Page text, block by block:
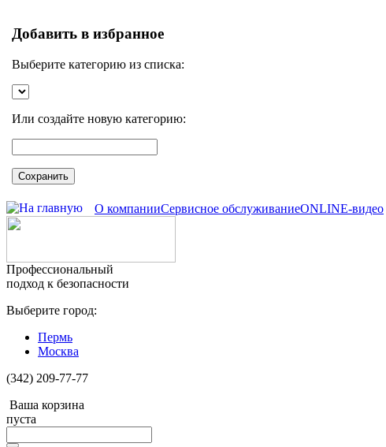
Добавить в избранное
Выберите категорию из списка:
Или создайте новую категорию:
Сохранить
О компанииСервисное обслуживаниеONLINE-видео
Профессиональный
подход к безопасности
Выберите город:
Пермь
Москва
(342) 209-77-77
Ваша корзина
пуста